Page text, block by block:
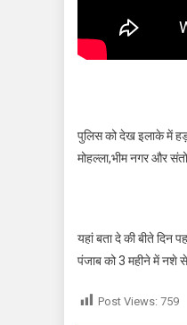
पुलिस को देख इलाके में
मोहल्ला,भीम नगर और
यहां बता दे की बीते दिन
पंजाब को 3 महीने में नशे
Post Views: 759